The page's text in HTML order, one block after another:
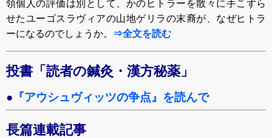
領個人の評価は別として、かのヒトラーを散々に手こずら
せたユーゴスラヴィアの山地ゲリラの末裔が、なぜヒトラ
ーになるのでしょうか。
⇒全文を読む
投書「読者の鍼灸・漢方秘薬」
● 『アウシュヴィッツの争点』を読んで
長篇連載記事